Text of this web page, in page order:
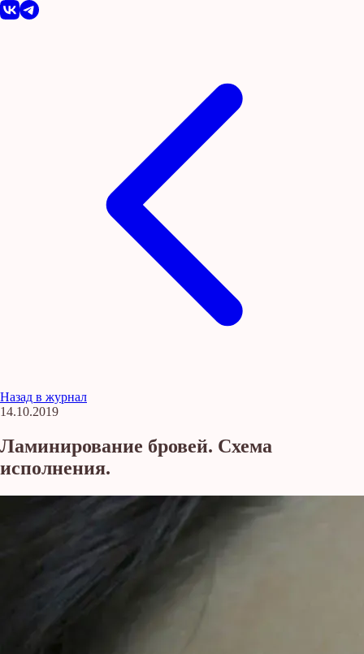
Назад в журнал
14.10.2019
Ламинирование бровей. Схема
исполнения.